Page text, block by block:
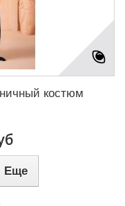
костюм
Еще